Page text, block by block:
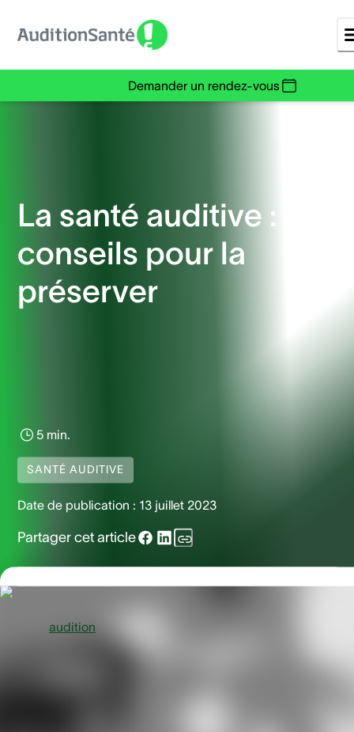
Demander un rendez-vous
La santé auditive : nos
conseils pour la
préserver
5 min.
SANTÉ AUDITIVE
Date de publication : 13 juillet 2023
Partager cet article
audition